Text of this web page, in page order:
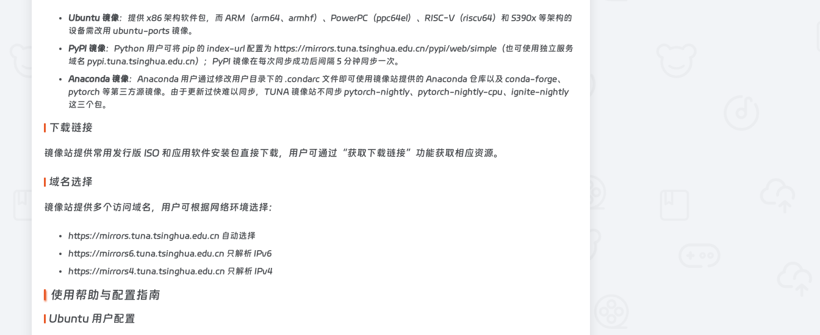
Ubuntu 镜像：提供 x86 架构软件包，而 ARM（arm64、armhf）、PowerPC（ppc64el）、RISC-V（riscv64）和 S390x 等架构的
设备需改用 ubuntu-ports 镜像。
PyPI 镜像：Python 用户可将 pip 的 index-url 配置为 https://mirrors.tuna.tsinghua.edu.cn/pypi/web/simple（也可使用独立服务
域名 pypi.tuna.tsinghua.edu.cn）；PyPI 镜像在每次同步成功后间隔 5 分钟同步一次。
Anaconda 镜像：Anaconda 用户通过修改用户目录下的 .condarc 文件即可使用镜像站提供的 Anaconda 仓库以及 conda-forge、
pytorch 等第三方源镜像。由于更新过快难以同步，TUNA 镜像站不同步 pytorch-nightly、pytorch-nightly-cpu、ignite-nightly
这三个包。
下载链接
镜像站提供常用发行版 ISO 和应用软件安装包直接下载，用户可通过“获取下载链接”功能获取相应资源。
域名选择
镜像站提供多个访问域名，用户可根据网络环境选择：
https://mirrors.tuna.tsinghua.edu.cn 自动选择
https://mirrors6.tuna.tsinghua.edu.cn 只解析 IPv6
https://mirrors4.tuna.tsinghua.edu.cn 只解析 IPv4
使用帮助与配置指南
Ubuntu 用户配置